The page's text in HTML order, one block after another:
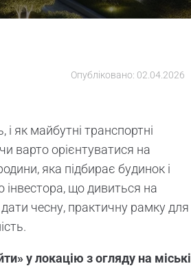
Опубліковано: 02.04.2026
як майбутні транспортні
варто орієнтуватися на
яка підбирає будинок і
інвестора, що дивиться на
чесну, практичну рамку для
у локацію з огляду на міські